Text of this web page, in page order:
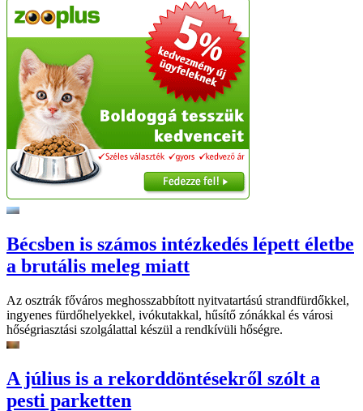
Bécsben is számos intézkedés lépett életbe
a brutális meleg miatt
Az osztrák főváros meghosszabbított nyitvatartású strandfürdőkkel,
ingyenes fürdőhelyekkel, ivókutakkal, hűsítő zónákkal és városi
hőségriasztási szolgálattal készül a rendkívüli hőségre.
A július is a rekorddöntésekről szólt a
pesti parketten